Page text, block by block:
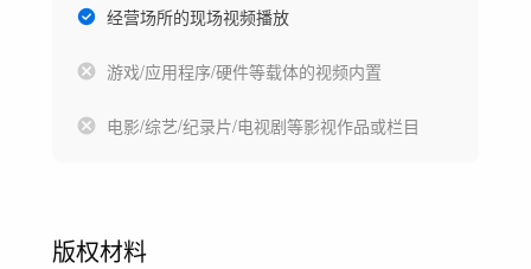
经营场所的现场视频播放
游戏/应用程序/硬件等载体的视频内置
电影/综艺/纪录片/电视剧等影视作品或栏目
版权材料